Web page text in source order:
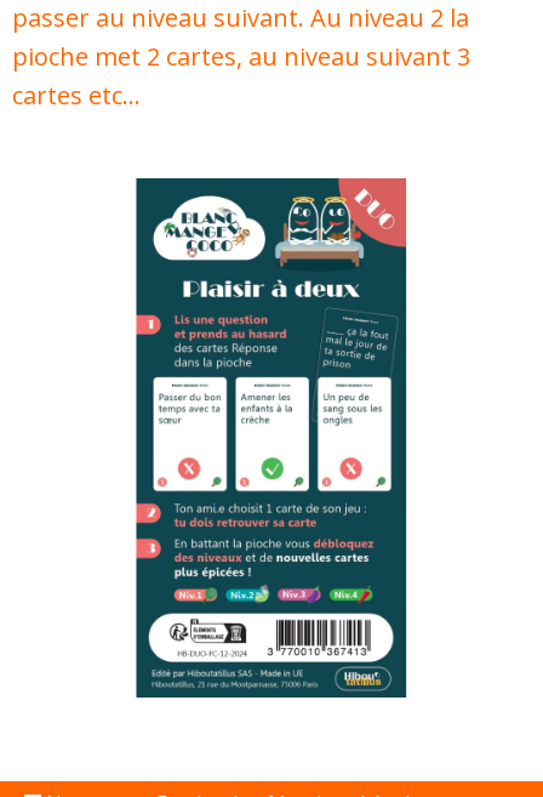
passer au niveau suivant. Au niveau 2 la
pioche met 2 cartes, au niveau suivant 3
cartes etc…